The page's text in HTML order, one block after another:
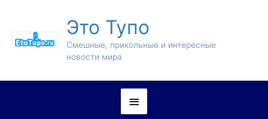
Это Тупо
Смешные, прикольные и интересные
новости мира